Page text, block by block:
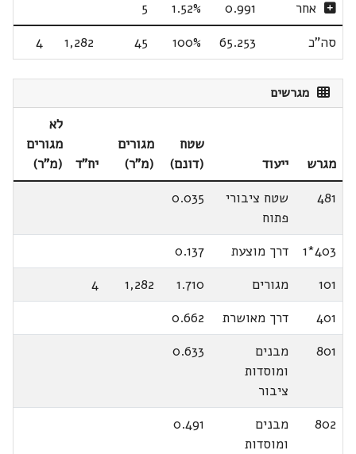
אחר 0.991
1.52%
5
סה"כ
65.253
100%
45
1,282
4
מגרשים
מגרש ייעוד
שטח
(דונם)
מגורים
(מ"ר)
יח"ד
לא
מגורים
(מ"ר)
481
שטח ציבורי
פתוח
0.035
403*1 דרך מוצעת
0.137
101
מגורים 1.710
1,282
4
401
דרך מאושרת
0.662
801
מבנים
ומוסדות
ציבור
0.633
802
מבנים
ומוסדות
0.491